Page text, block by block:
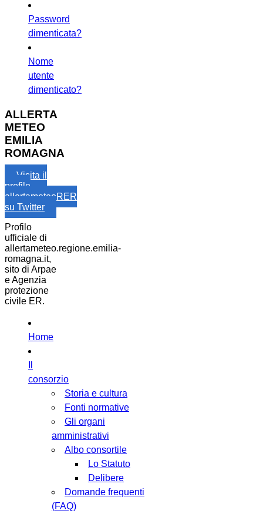
Password
dimenticata?
Nome
utente
dimenticato?
ALLERTA
METEO
EMILIA
ROMAGNA
Visita il
profilo
allertameteoRER
su Twitter
Profilo
ufficiale di
allertameteo.regione.emilia-
romagna.it,
sito di Arpae
e Agenzia
protezione
civile ER.
Home
consorzio
Storia e cultura
Fonti normative
Gli organi
amministrativi
Albo consortile
Lo Statuto
Delibere
Domande frequenti
(FAQ)